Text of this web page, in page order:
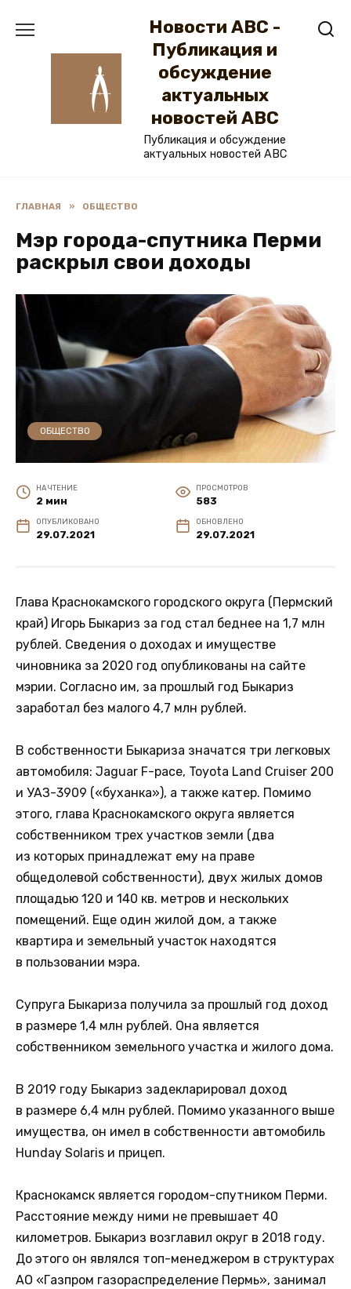
Новости ABC -
Публикация и
обсуждение
актуальных
новостей ABC
Публикация и обсуждение
актуальных новостей ABC
ГЛАВНАЯ » ОБЩЕСТВО
Мэр города-спутника Перми
раскрыл свои доходы
ОБЩЕСТВО
НА ЧТЕНИЕ
2 мин
ПРОСМОТРОВ
583
ОПУБЛИКОВАНО
29.07.2021
ОБНОВЛЕНО
29.07.2021
Глава Краснокамского городского округа (Пермский
край) Игорь Быкариз за год стал беднее на 1,7 млн
рублей. Сведения о доходах и имуществе
чиновника за 2020 год опубликованы на сайте
мэрии. Согласно им, за прошлый год Быкариз
заработал без малого 4,7 млн рублей.
В собственности Быкариза значатся три легковых
автомобиля: Jaguar F-pace, Toyota Land Cruiser 200
и УАЗ-3909 («буханка»), а также катер. Помимо
этого, глава Краснокамского округа является
собственником трех участков земли (два
из которых принадлежат ему на праве
общедолевой собственности), двух жилых домов
площадью 120 и 140 кв. метров и нескольких
помещений. Еще один жилой дом, а также
квартира и земельный участок находятся
в пользовании мэра.
Супруга Быкариза получила за прошлый год доход
в размере 1,4 млн рублей. Она является
собственником земельного участка и жилого дома.
В 2019 году Быкариз задекларировал доход
в размере 6,4 млн рублей. Помимо указанного выше
имущества, он имел в собственности автомобиль
Hunday Solaris и прицеп.
Краснокамск является городом-спутником Перми.
Расстояние между ними не превышает 40
километров. Быкариз возглавил округ в 2018 году.
До этого он являлся топ-менеджером в структурах
АО «Газпром газораспределение Пермь», занимал